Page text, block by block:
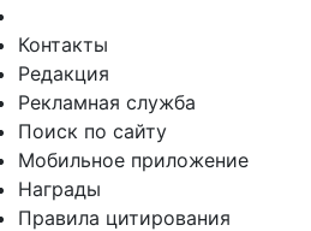
Контакты
Редакция
Рекламная служба
Поиск по сайту
Мобильное приложение
Награды
Правила цитирования